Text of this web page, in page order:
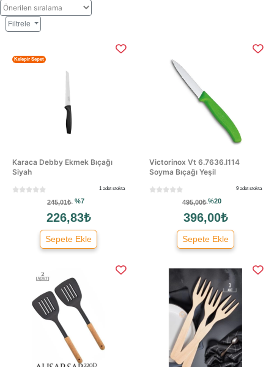
Filtrele
Karaca Debby Ekmek Bıçağı
Siyah
Kelepir Sepet
1 adet stokta
245,01₺ %7
226,83₺
Sepete Ekle
Victorinox Vt 6.7636.l114
Soyma Bıçağı Yeşil
9 adet stokta
495,00₺%20
396,00₺
Sepete Ekle